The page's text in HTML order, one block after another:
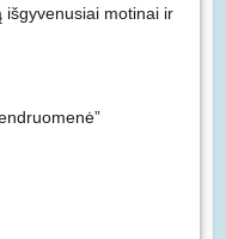
išgyvenusiai motinai ir